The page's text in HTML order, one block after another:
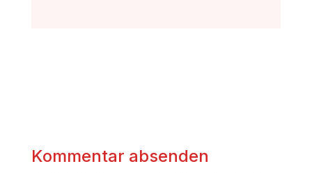
Kommentar absenden